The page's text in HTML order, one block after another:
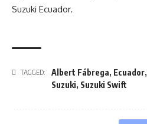
Suzuki Ecuador.
TAGGED: Albert Fábrega, Ecuador,
Suzuki, Suzuki Swift